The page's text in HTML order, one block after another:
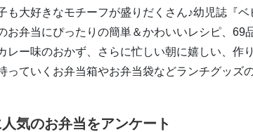
も大好きなモチーフが盛りだくさん♪幼児誌『
お弁当にぴったりの簡単＆かわいいレシピ、
レー味のおかず、さらに忙しい朝に嬉しい、作
っていくお弁当箱やお弁当袋などランチグッズ
気のお弁当をアンケート